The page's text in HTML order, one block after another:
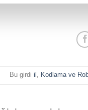
Bu girdi il , Kodlama ve